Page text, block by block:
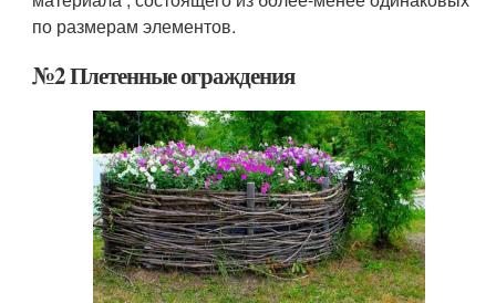
по размерам элементов.
№2 Плетенные ограждения